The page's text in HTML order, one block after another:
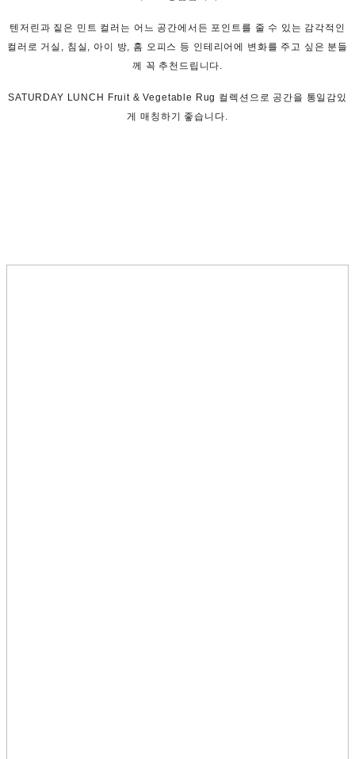
텐저린과 짙은 민트 컬러는 어느 공간에서든 포인트를 줄 수 있는 감각적인
컬러로 거실, 침실, 아이 방, 홈 오피스 등 인테리어에 변화를 주고 싶은 분들
께 꼭 추천드립니다.
SATURDAY LUNCH Fruit & Vegetable Rug 컬렉션으로 공간을 통일감있
게 매칭하기 좋습니다.